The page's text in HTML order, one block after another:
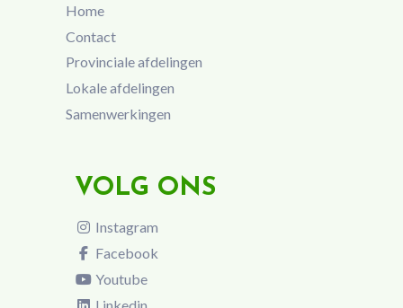
Home
Contact
Provinciale afdelingen
Lokale afdelingen
Samenwerkingen
VOLG ONS
Instagram
Facebook
Youtube
Linkedin